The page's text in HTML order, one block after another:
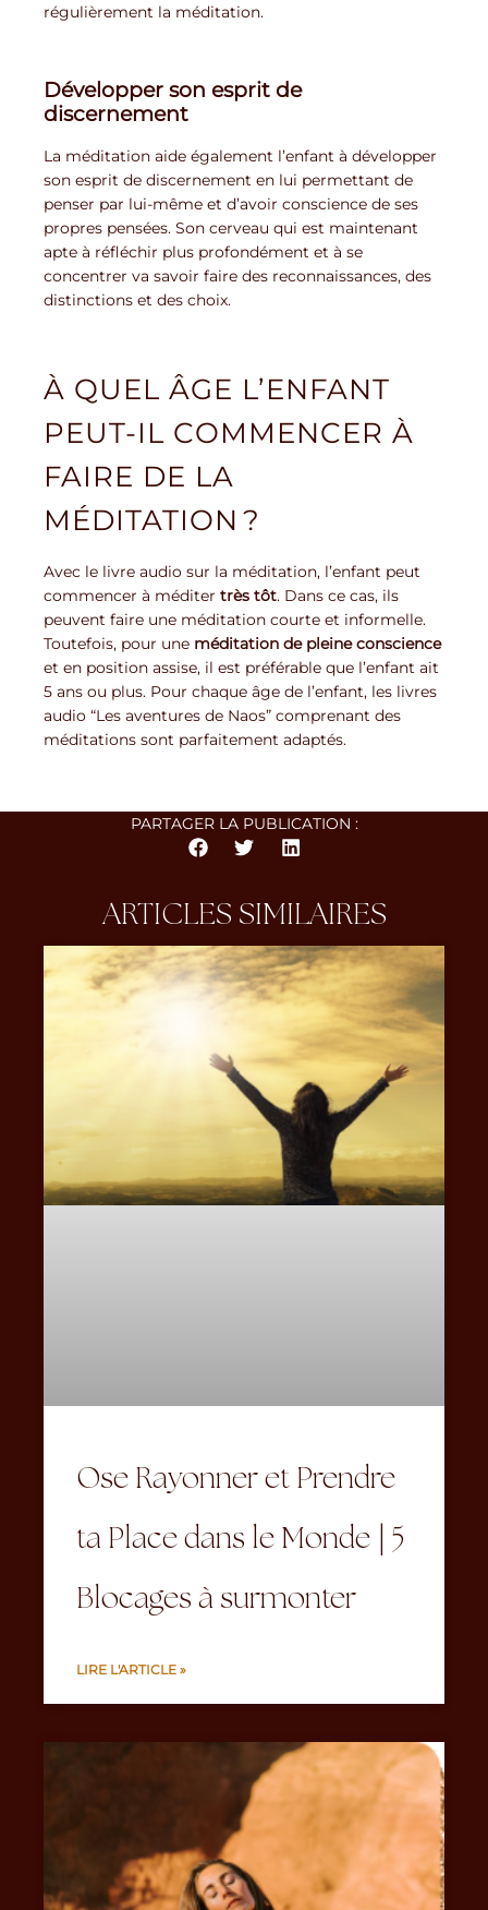
régulièrement la méditation.
Développer son esprit de
discernement
La méditation aide également l’enfant à développer
son esprit de discernement en lui permettant de
penser par lui-même et d’avoir conscience de ses
propres pensées. Son cerveau qui est maintenant
apte à réfléchir plus profondément et à se
concentrer va savoir faire des reconnaissances, des
distinctions et des choix.
À QUEL ÂGE L’ENFANT
PEUT-IL COMMENCER À
FAIRE DE LA
MÉDITATION ?
Avec le livre audio sur la méditation, l’enfant peut
commencer à méditer très tôt. Dans ce cas, ils
peuvent faire une méditation courte et informelle.
Toutefois, pour une méditation de pleine conscience
et en position assise, il est préférable que l’enfant ait
5 ans ou plus. Pour chaque âge de l’enfant, les livres
audio “Les aventures de Naos” comprenant des
méditations sont parfaitement adaptés.
PARTAGER LA PUBLICATION :
ARTICLES SIMILAIRES
Ose Rayonner et Prendre
ta Place dans le Monde | 5
Blocages à surmonter
LIRE L'ARTICLE »